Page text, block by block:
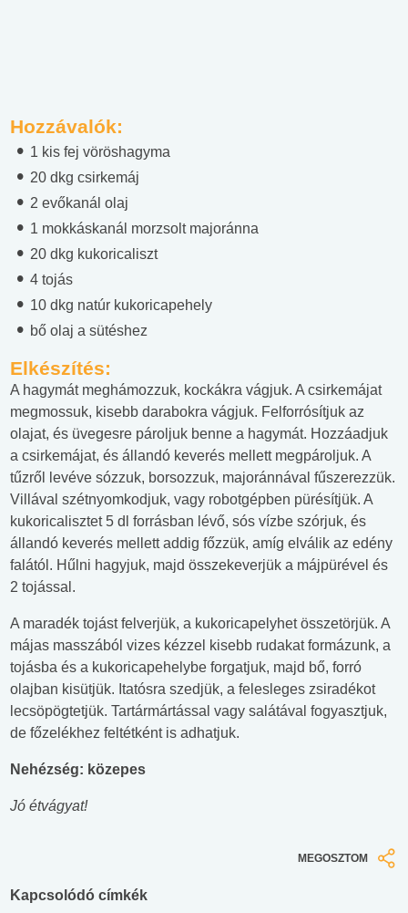
Hozzávalók:
1 kis fej vöröshagyma
20 dkg csirkemáj
2 evőkanál olaj
1 mokkáskanál morzsolt majoránna
20 dkg kukoricaliszt
4 tojás
10 dkg natúr kukoricapehely
bő olaj a sütéshez
Elkészítés:
A hagymát meghámozzuk, kockákra vágjuk. A csirkemájat
megmossuk, kisebb darabokra vágjuk. Felforrósítjuk az
olajat, és üvegesre pároljuk benne a hagymát. Hozzáadjuk
a csirkemájat, és állandó keverés mellett megpároljuk. A
tűzről levéve sózzuk, borsozzuk, majoránnával fűszerezzük.
Villával szétnyomkodjuk, vagy robotgépben pürésítjük. A
kukoricalisztet 5 dl forrásban lévő, sós vízbe szórjuk, és
állandó keverés mellett addig főzzük, amíg elválik az edény
falától. Hűlni hagyjuk, majd összekeverjük a májpürével és
2 tojással.
A maradék tojást felverjük, a kukoricapelyhet összetörjük. A
májas masszából vizes kézzel kisebb rudakat formázunk, a
tojásba és a kukoricapehelybe forgatjuk, majd bő, forró
olajban kisütjük. Itatósra szedjük, a felesleges zsiradékot
lecsöpögtetjük. Tartármártással vagy salátával fogyasztjuk,
de főzelékhez feltétként is adhatjuk.
Nehézség: közepes
Jó étvágyat!
MEGOSZTOM
Kapcsolódó címkék